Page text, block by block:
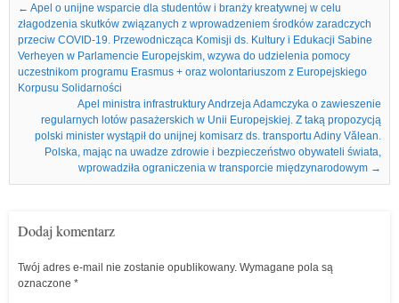
Nawigacja we wpisach
← Apel o unijne wsparcie dla studentów i branży kreatywnej w celu
złagodzenia skutków związanych z wprowadzeniem środków zaradczych
przeciw COVID-19. Przewodnicząca Komisji ds. Kultury i Edukacji Sabine
Verheyen w Parlamencie Europejskim, wzywa do udzielenia pomocy
uczestnikom programu Erasmus + oraz wolontariuszom z Europejskiego
Korpusu Solidarności
Apel ministra infrastruktury Andrzeja Adamczyka o zawieszenie
regularnych lotów pasażerskich w Unii Europejskiej. Z taką propozycją
polski minister wystąpił do unijnej komisarz ds. transportu Adiny Vălean.
Polska, mając na uwadze zdrowie i bezpieczeństwo obywateli świata,
wprowadziła ograniczenia w transporcie międzynarodowym →
Dodaj komentarz
Twój adres e-mail nie zostanie opublikowany. Wymagane pola są
oznaczone *